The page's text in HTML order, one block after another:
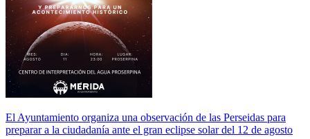
El Ayuntamiento organiza una observación de las Perseidas para
preparar a la ciudadanía ante el gran eclipse solar del 12 de agosto